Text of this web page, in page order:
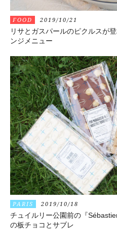
FOOD 2019/10/21
リサとガスパールのピクルスが
ンジメニュー
PARIS 2019/10/18
チュイルリー公園前の『
の板チョコとサブレ